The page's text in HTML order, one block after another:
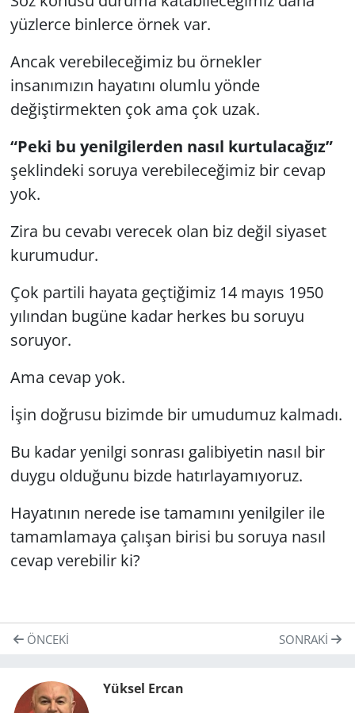
yüzlerce binlerce örnek var.
Ancak verebileceğimiz bu örnekler
insanımızın hayatını olumlu yönde
değiştirmekten çok ama çok uzak.
“Peki bu yenilgilerden nasıl kurtulacağız”
şeklindeki soruya verebileceğimiz bir cevap
yok.
Zira bu cevabı verecek olan biz değil siyaset
kurumudur.
Çok partili hayata geçtiğimiz 14 mayıs 1950
yılından bugüne kadar herkes bu soruyu
soruyor.
Ama cevap yok.
İşin doğrusu bizimde bir umudumuz kalmadı.
Bu kadar yenilgi sonrası galibiyetin nasıl bir
duygu olduğunu bizde hatırlayamıyoruz.
Hayatının nerede ise tamamını yenilgiler ile
tamamlamaya çalışan birisi bu soruya nasıl
cevap verebilir ki?
ÖNCEKI SONRAKI
Yüksel Ercan